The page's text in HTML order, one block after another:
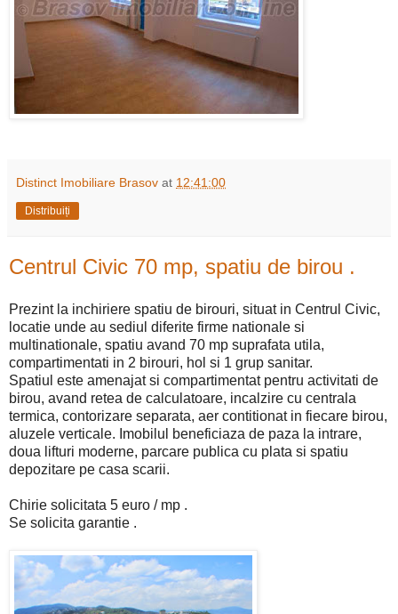
Distinct Imobiliare Brasov at 12:41:00
Distribuiți
Centrul Civic 70 mp, spatiu de birou .
Prezint la inchiriere spatiu de birouri, situat in Centrul Civic,
locatie unde au sediul diferite firme nationale si
multinationale, spatiu avand 70 mp suprafata utila,
compartimentati in 2 birouri, hol si 1 grup sanitar.
Spatiul este amenajat si compartimentat pentru activitati de
birou, avand retea de calculatoare, incalzire cu centrala
termica, contorizare separata, aer contitionat in fiecare birou,
aluzele verticale. Imobilul beneficiaza de paza la intrare,
doua lifturi moderne, parcare publica cu plata si spatiu
depozitare pe casa scarii.
Chirie solicitata 5 euro / mp .
Se solicita garantie .